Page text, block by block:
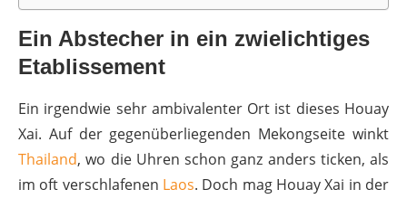
Ein Abstecher in ein zwielichtiges
Etablissement
Ein irgendwie sehr ambivalenter Ort ist dieses Houay
Xai. Auf der gegenüberliegenden Mekongseite winkt
Thailand, wo die Uhren schon ganz anders ticken, als
im oft verschlafenen Laos. Doch mag Houay Xai in der